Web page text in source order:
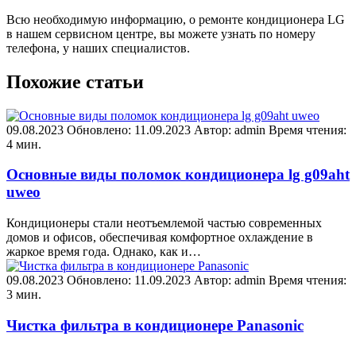
Всю необходимую информацию, о ремонте кондиционера LG
в нашем сервисном центре, вы можете узнать по номеру
телефона, у наших специалистов.
Похожие статьи
09.08.2023 Обновлено: 11.09.2023 Автор: admin Время чтения:
4 мин.
Основные виды поломок кондиционера lg g09aht
uweo
Кондиционеры стали неотъемлемой частью современных
домов и офисов, обеспечивая комфортное охлаждение в
жаркое время года. Однако, как и…
09.08.2023 Обновлено: 11.09.2023 Автор: admin Время чтения:
3 мин.
Чистка фильтра в кондиционере Panasonic